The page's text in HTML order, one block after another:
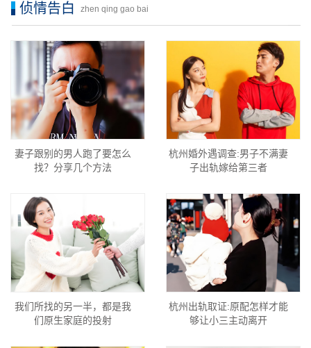
侦情告白 zhen qing gao bai
妻子跟别的男人跑了要怎么
找？分享几个方法
杭州婚外遇调查:男子不满妻
子出轨嫁给第三者
我们所找的另一半，都是我
们原生家庭的投射
杭州出轨取证:原配怎样才能
够让小三主动离开